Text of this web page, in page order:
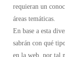
requieran un
áreas temáticas.
En base a esta
sabrán con qué
en la web, por tal